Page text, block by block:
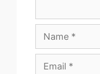
Name
Email